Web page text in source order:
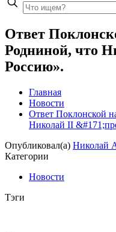
Ответ
Родниной, что
Россию».
Главная
Новости
Ответ Поклонской
Николай II
Опубликовал(а) Николай
Категории
Новости
Тэги